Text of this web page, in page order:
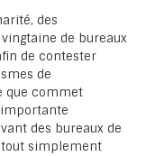
des
de bureaux
de contester
de
que commet
des bureaux de
tout simplement